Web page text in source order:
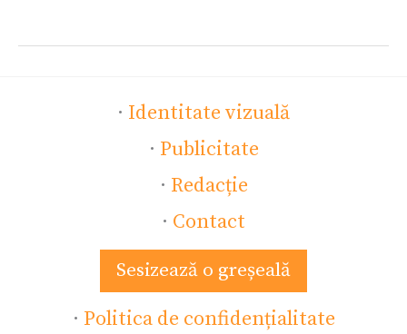
· Identitate vizuală
· Publicitate
· Redacție
· Contact
Sesizează o greșeală
· Politica de confidențialitate